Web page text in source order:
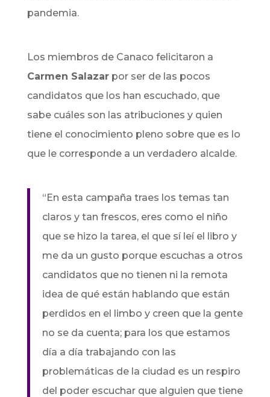
pandemia.
Los miembros de Canaco felicitaron a
Carmen Salazarpor ser de las pocos
candidatos que los han escuchado, que
sabe cuáles son las atribuciones y quien
tiene el conocimiento pleno sobre que es lo
que le corresponde a un verdadero alcalde.
“En esta campaña traes los temas tan
claros y tan frescos, eres como el niño
que se hizo la tarea, el que sí leí el libro y
me da un gusto porque escuchas a otros
candidatos que no tienen ni la remota
idea de qué están hablando que están
perdidos en el limbo y creen que la gente
no se da cuenta; para los que estamos
día a día trabajando con las
problemáticas de la ciudad es un respiro
del poder escuchar que alguien que tiene